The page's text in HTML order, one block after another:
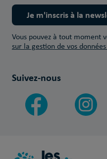
Je m'inscris à la
Vous pouvez à tout moment
sur la gestion de vos
Suivez-nous